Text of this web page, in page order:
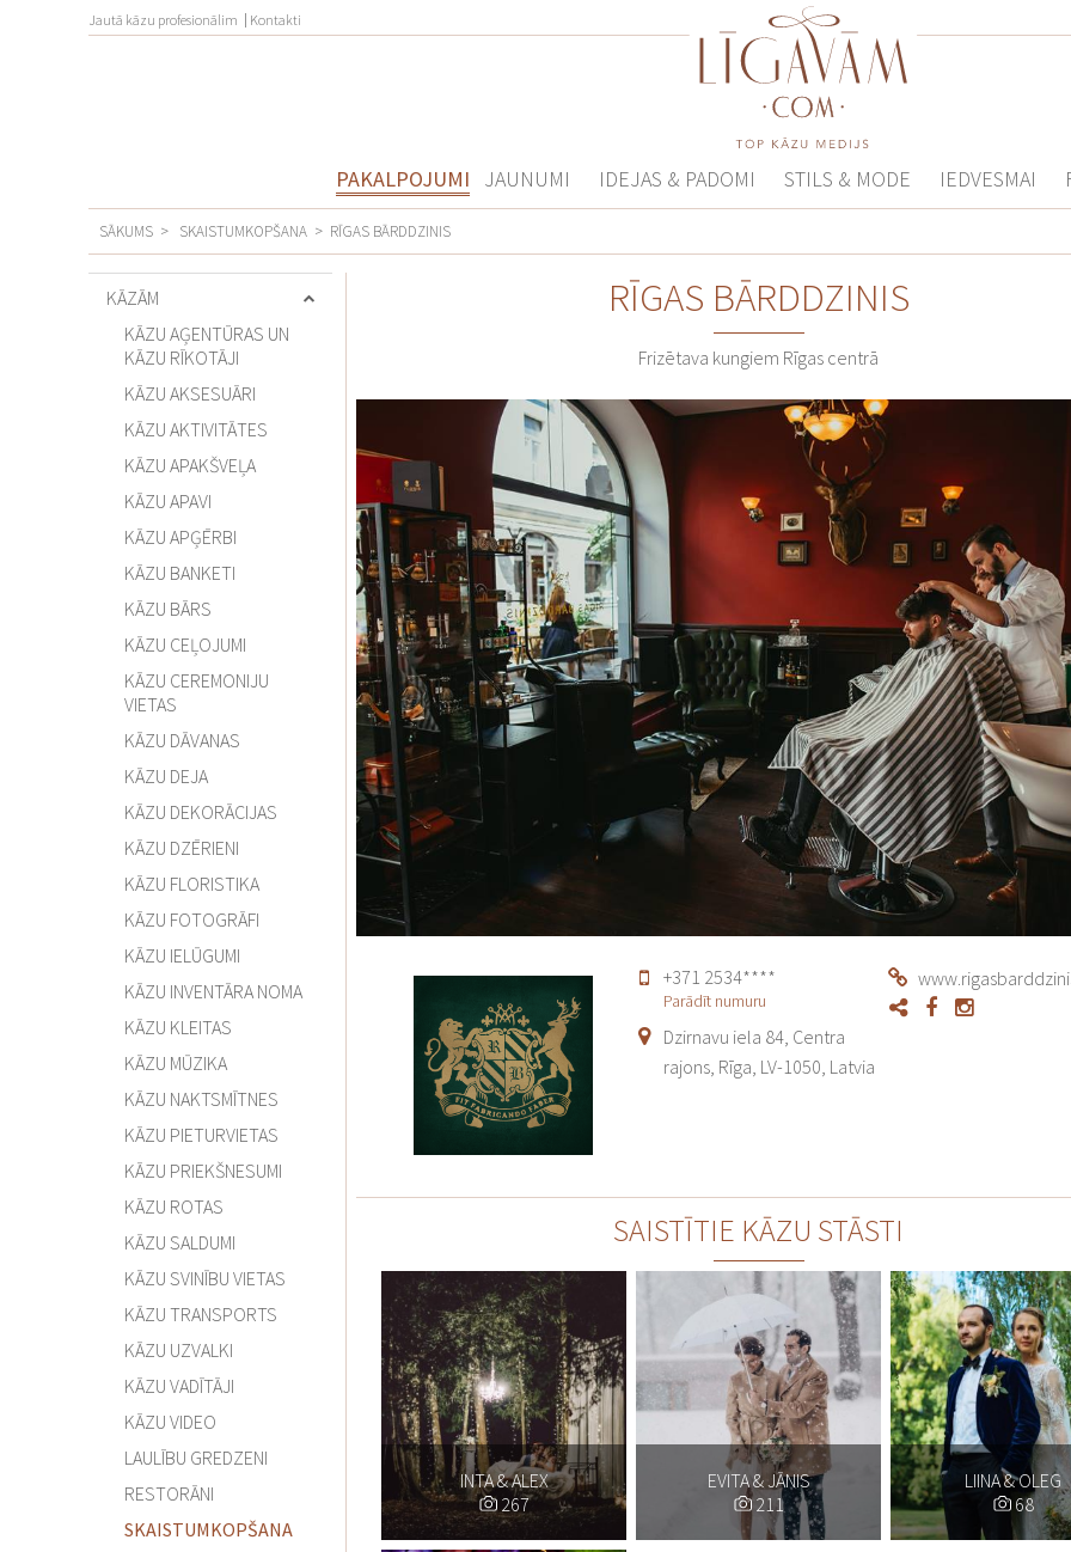
Jautā kāzu profesionālim Kontakti
PAKALPOJUMI JAUNUMI IDEJAS & PADOMI STILS & MODE IEDVESMAI
SĀKUMS > SKAISTUMKOPŠANA > RĪGAS BĀRDDZINIS
KĀZĀM
KĀZU AĢENTŪRAS UN
KĀZU RĪKOTĀJI
KĀZU AKSESUĀRI
KĀZU AKTIVITĀTES
KĀZU APAKŠVEĻA
KĀZU APAVI
KĀZU APĢĒRBI
KĀZU BANKETI
KĀZU BĀRS
KĀZU CEĻOJUMI
KĀZU CEREMONIJU
VIETAS
KĀZU DĀVANAS
KĀZU DEJA
KĀZU DEKORĀCIJAS
KĀZU DZĒRIENI
KĀZU FLORISTIKA
KĀZU FOTOGRĀFI
KĀZU IELŪGUMI
KĀZU INVENTĀRA NOMA
KĀZU KLEITAS
KĀZU MŪZIKA
KĀZU NAKTSMĪTNES
KĀZU PIETURVIETAS
KĀZU PRIEKŠNESUMI
KĀZU ROTAS
KĀZU SALDUMI
KĀZU SVINĪBU VIETAS
KĀZU TRANSPORTS
KĀZU UZVALKI
KĀZU VADĪTĀJI
KĀZU VIDEO
LAULĪBU GREDZENI
RESTORĀNI
SKAISTUMKOPŠANA
RĪGAS BĀRDDZINIS
Frizētava kungiem Rīgas centrā
Parādīt numuru
+371 2534****
Dzirnavu iela 84, Centra
rajons, Rīga, LV-1050, Latvia
SAISTĪTIE KĀZU STĀSTI
INTA & ALEX
267
EVITA & JĀNIS
211
LIINA & OLEG
68